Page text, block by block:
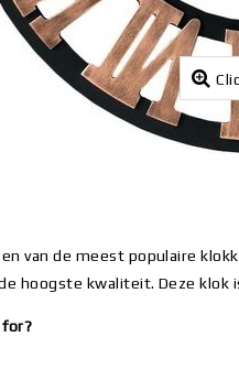
van de meest populaire
hoogste kwaliteit. Deze